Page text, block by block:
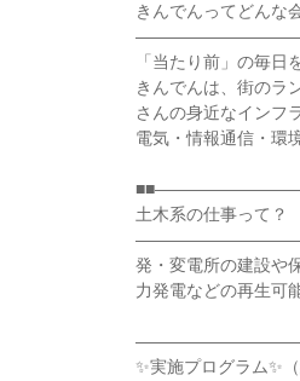
きんでんってどんな
「当たり前」の毎日
きんでんは、街のラ
さんの身近なインフ
電気・情報通信・環
土木系の仕事って？
発・変電所の建設や
力発電などの再生可
✨実施プログラム✨（